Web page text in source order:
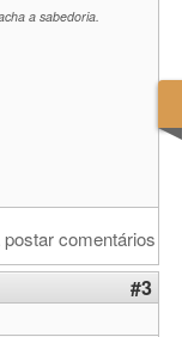
a sabedoria.
comentários
#3